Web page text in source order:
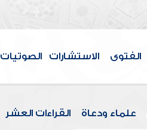
الفتوى الاستشارات الصوتيات
علماء ودعاة القراءات العشر